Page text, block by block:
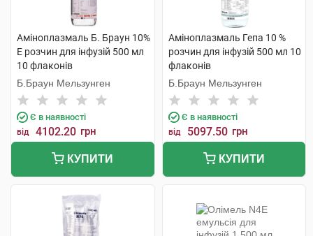
Аміноплазмаль Б. Браун 10%
Е розчин для інфузій 500 мл
10 флаконів
Б.Браун Мельзунген
Є в наявності
від 4102.20 грн
КУПИТИ
Аміноплазмаль Гепа 10 %
розчин для інфузій 500 мл 10
флаконів
Б.Браун Мельзунген
Є в наявності
від 5097.50 грн
КУПИТИ